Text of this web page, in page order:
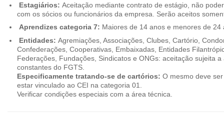
Estagiários: Aceitação mediante contrato de estágio, não
com os sócios ou funcionários da empresa. Serão aceitos
Aprendizes categoria 7: Maiores de 14 anos e menores de 24
Entidades: Agremiações, Associações, Clubes, Cartório,
Confederações, Cooperativas, Embaixadas, Entidades
Federações, Fundações, Sindicatos e ONGs: aceitação sujeita
constantes do FGTS.
Especificamente tratando-se de cartórios: O mesmo deve
estar vinculado ao CEI na categoria 01.
Verificar condições especiais com a área técnica.